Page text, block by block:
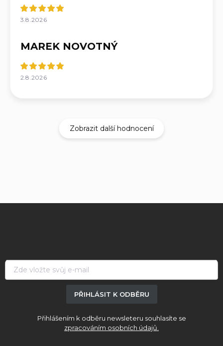
3.8.2026
MAREK NOVOTNÝ
2.8.2026
Zobrazit další hodnocení
PŘIHLÁSIT K ODBĚRU
Přihlášením k odběru newsleteru souhlasíte se
zpracováním osobních údajů.